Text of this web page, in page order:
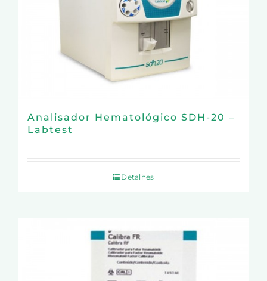
Analisador Hematológico SDH-20 –
Labtest
Detalhes